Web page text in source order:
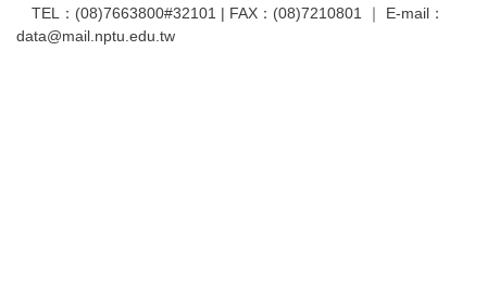
TEL：(08)7663800#32101 | FAX：(08)7210801 ｜ E-mail：
data@mail.nptu.edu.tw